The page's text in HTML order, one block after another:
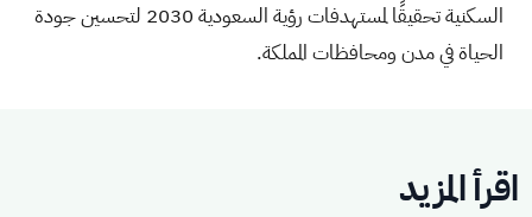
السكنية تحقيقًا لمستهدفات رؤية السعودية 2030 لتحسين جودة
الحياة في مدن ومحافظات المملكة.
اقرأ المزيد